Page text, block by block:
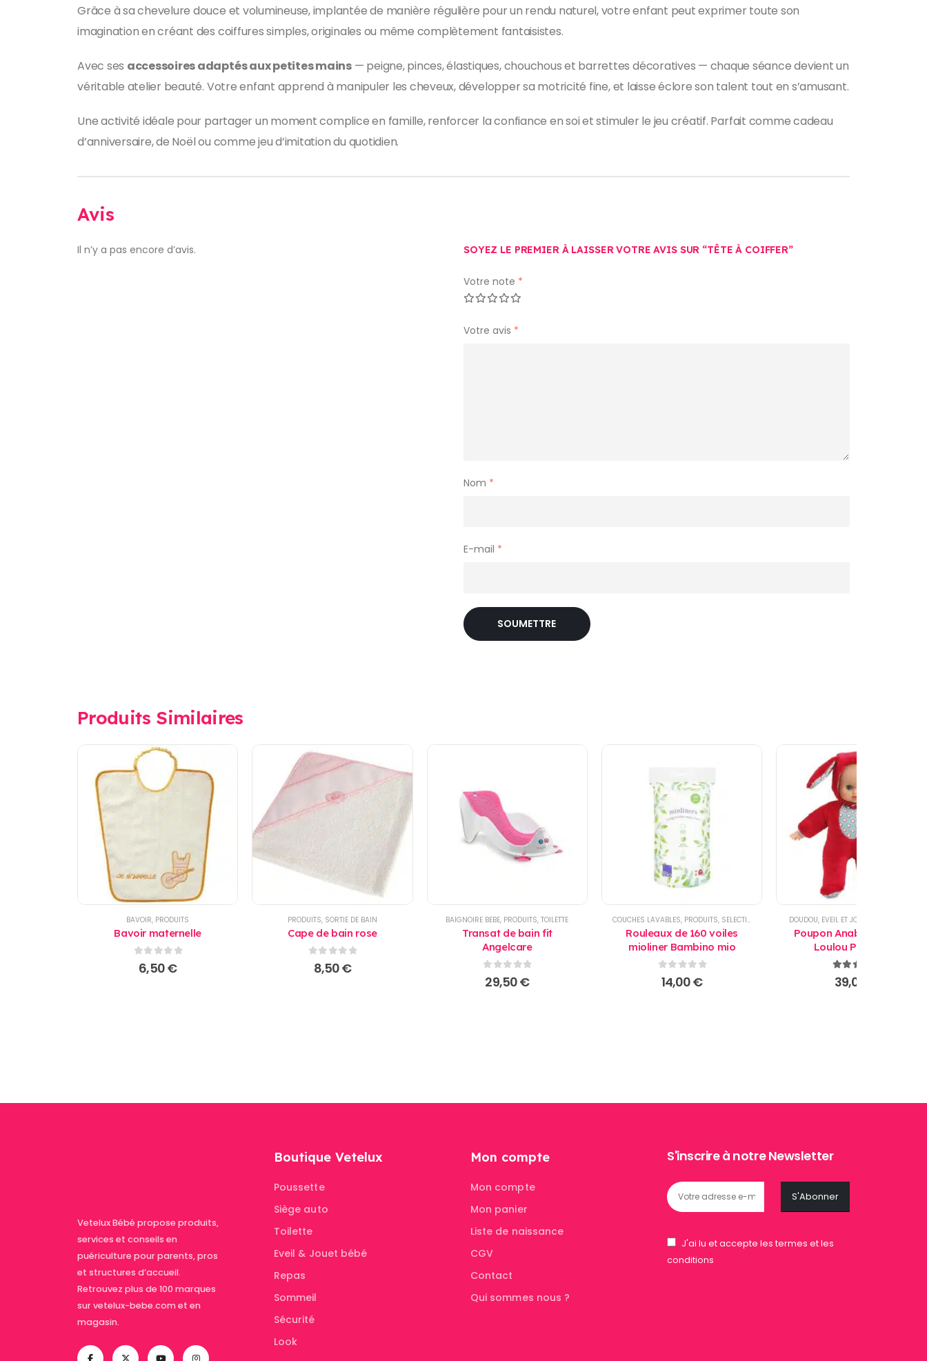
Grâce à sa chevelure douce et volumineuse, implantée de manière régulière pour un rendu naturel, votre enfant peut exprimer toute son
imagination en créant des coiffures simples, originales ou même complètement fantaisistes.
Avec ses accessoires adaptés aux petites mains— peigne, pinces, élastiques, chouchous et barrettes décoratives — chaque séance devient un
véritable atelier beauté. Votre enfant apprend à manipuler les cheveux, développer sa motricité fine, et laisse éclore son talent tout en s’amusant.
Une activité idéale pour partager un moment complice en famille, renforcer la confiance en soi et stimuler le jeu créatif. Parfait comme cadeau
d’anniversaire, de Noël ou comme jeu d’imitation du quotidien.
Avis
Il n’y a pas encore d’avis. SOYEZ LE PREMIER À LAISSER VOTRE AVIS SUR “TÊTE À COIFFER”
Votre note *
Votre avis *
Nom *
E-mail *
Produits Similaires
BAVOIR, PRODUITS
Bavoir maternelle
0sur 5
6,50€
PRODUITS, SORTIE DE BAIN
Cape de bain rose
sur 5
8,50€
BAIGNOIRE BEBE, PRODUITS,TOILETTE
Transat de bain fit
Angelcare
0sur 5
29,50€
COUCHES LAVABLES, PRODUITS, SELECTIONS TOILETTE
Rouleaux de 160 voiles
mioliner Bambino mio
0sur 5
14,00€
DOUDOU, EVEIL ET JOUET BEBE
Poupon Anababies 28 cm
Loulou PetitCollin
5.00sur 5
39,00
Vetelux Bébé propose produits,
services et conseils en
puériculture pour parents, pros
et structures d’accueil.
Retrouvez plus de 100 marques
sur vetelux-bebe.com et en
magasin.
Boutique Vetelux
Poussette
Siège auto
Toilette
Eveil & Jouet bébé
Repas
Sommeil
Sécurité
Look
Mon compte
Mon compte
Mon panier
Liste de naissance
CGV
Contact
Qui sommes nous ?
S'inscrire à notre Newsletter
J'ai lu et accepte les termes et les
conditions